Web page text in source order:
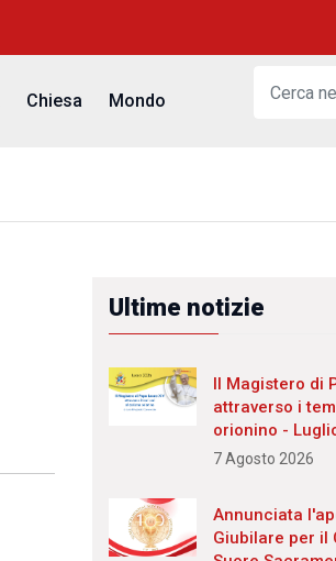
Chiesa Mondo
Ultime notizie
Il Magistero di
attraverso i
orionino -
7 Agosto 2026
Annunciata
Giubilare per il